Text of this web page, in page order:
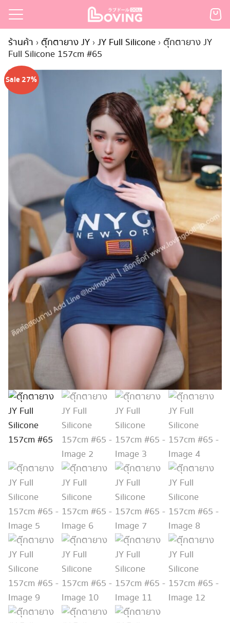
Skip
content
ก
ะเงิน
for:
ร้านค้า › ตุ๊กตายาง JY › JY Full Silicone › ตุ๊กตายาง JY
Full Silicone 157cm #65
Sale 27%